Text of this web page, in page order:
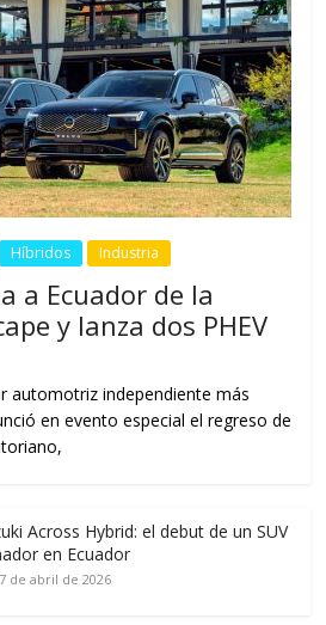
Híbridos Industria
a Ecuador de la
y lanza dos PHEV
automotriz independiente más
en evento especial el regreso de
Across Hybrid: el debut de un SUV
en Ecuador
de abril de 2026